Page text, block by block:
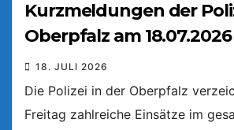
Kurzmeldungen der
Oberpfalz am 18.07.2026
18. JULI 2026
Die Polizei in der Oberpfalz
Freitag zahlreiche Einsätze im